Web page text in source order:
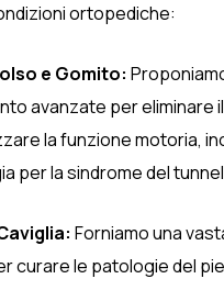
ortopediche:
e Gomito:
avanzate per eliminare
la funzione motoria,
per la sindrome del
Forniamo una
curare le patologie del